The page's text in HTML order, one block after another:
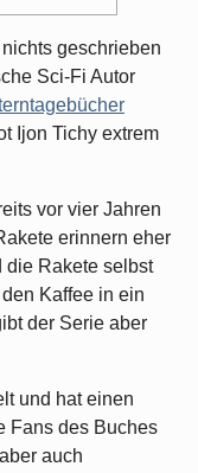
geschrieben
Sci-Fi Autor
Ijon Tichy extrem
vor vier Jahren
erinnern eher
die Rakete selbst
Kaffee in ein
der Serie aber
und hat einen
Fans des Buches
auch